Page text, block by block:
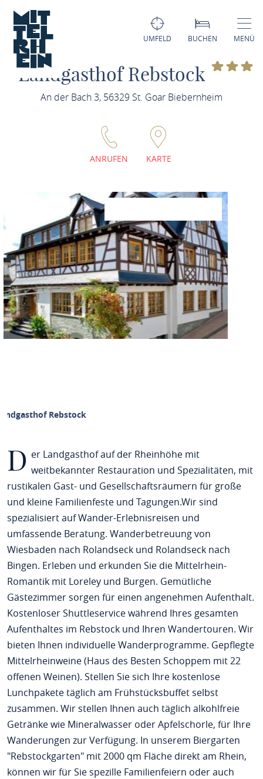
UMFELD BUCHEN MENÜ
Landgasthof Rebstock
An der Bach 3, 56329 St. Goar Biebernheim
ANRUFEN KARTE
Rebstock
D er Landgasthof auf der Rheinhöhe mit
weitbekannter Restauration und Spezialitäten, mit
rustikalen Gast- und Gesellschaftsräumern für große
und kleine Familienfeste und Tagungen.Wir sind
spezialisiert auf Wander-Erlebnisreisen und
umfassende Beratung. Wanderbetreuung von
Wiesbaden nach Rolandseck und Rolandseck nach
Bingen. Erleben und erkunden Sie die Mittelrhein-
Romantik mit Loreley und Burgen. Gemütliche
Gästezimmer sorgen für einen angenehmen Aufenthalt.
Kostenloser Shuttleservice während Ihres gesamten
Aufenthaltes im Rebstock und Ihren Wandertouren. Wir
bieten Ihnen individuelle Wanderprogramme. Gepflegte
Mittelrheinweine (Haus des Besten Schoppem mit 22
offenen Weinen). Stellen Sie sich Ihre kostenlose
Lunchpakete täglich am Frühstücksbuffet selbst
zusammen. Wir stellen Ihnen auch täglich alkohlfreie
Getränke wie Mineralwasser oder Apfelschorle, für Ihre
Wanderungen zur Verfügung. In unserem Biergarten
"Rebstockgarten" mit 2000 qm Fläche direkt am Rhein,
können wir für Sie spezille Familienfeiern oder auch